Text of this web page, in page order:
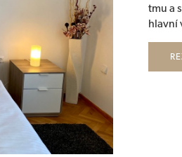
tmu a
hlavní